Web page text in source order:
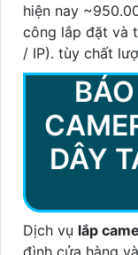
hiện nay
công lắp đặt và
/ IP). tùy chất
DÂY
Dịch vụ lắp